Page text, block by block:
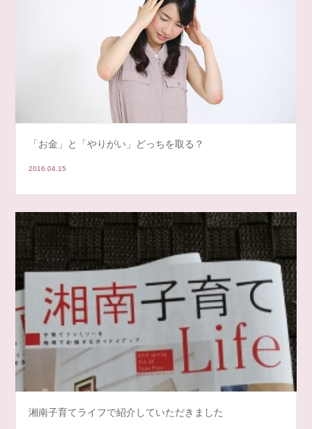
「お金」と「やりがい」どっちを取る？
2016.04.15
湘南子育てライフで紹介していただきました